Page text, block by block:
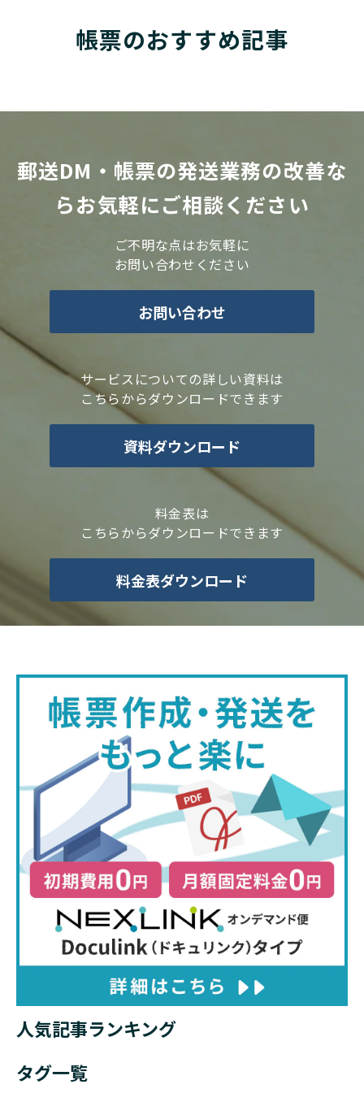
帳票のおすすめ記事
郵送DM・帳票の発送業務の改善な
らお気軽にご相談ください
ご不明な点はお気軽に
お問い合わせください
お問い合わせ
サービスについての詳しい資料は
こちらからダウンロードできます
資料ダウンロード
料金表は
こちらからダウンロードできます
料金表ダウンロード
人気記事ランキング
タグ一覧